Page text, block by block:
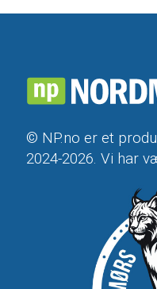
© NP.no er et
2024-2026. Vi har